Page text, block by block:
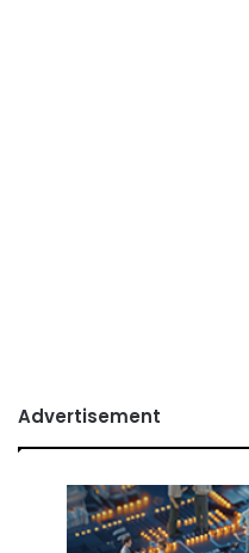
Advertisement